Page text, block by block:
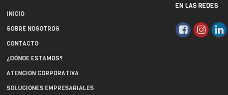
INICIO
SOBRE NOSOTROS
CONTACTO
¿DÓNDE ESTAMOS?
ATENCIÓN CORPORATIVA
SOLUCIONES EMPRESARIALES
EN LAS REDES